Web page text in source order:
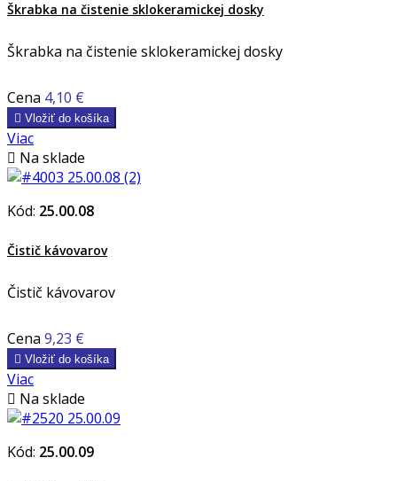
Škrabka na čistenie sklokeramickej dosky
Škrabka na čistenie sklokeramickej dosky
Cena 4,10 €
 Vložiť do košíka
Viac
 Na sklade
Kód: 25.00.08
Čistič kávovarov
Čistič kávovarov
Cena 9,23 €
 Vložiť do košíka
Viac
 Na sklade
Kód: 25.00.09